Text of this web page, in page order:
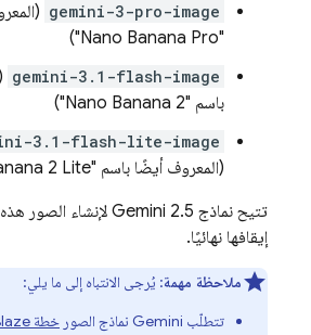
gemini-3-pro-image
"Nano Banana Pro")
gemini-3.1-flash-image
باسم "Nano Banana 2")
3.1-flash-lite-image
(المعروف أيضًا باسم "Nano Banana 2 Lite")
تتيح نماذج Gemini 2.5 لإنشاء الصور
إيقافها نهائيًا.
ملاحظة مهمة: يُرجى الانتباه إلى ما يلي:
تتطلّب Gemini نماذج الصور